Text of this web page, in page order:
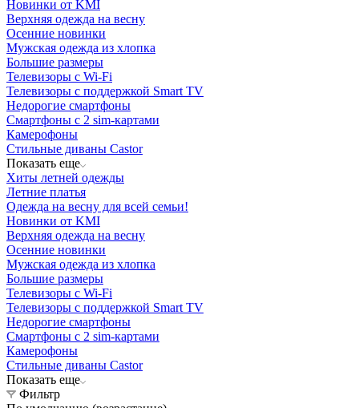
Новинки от KMI
Верхняя одежда на весну
Осенние новинки
Мужская одежда из хлопка
Большие размеры
Телевизоры с Wi-Fi
Телевизоры с поддержкой Smart TV
Недорогие смартфоны
Смартфоны с 2 sim-картами
Камерофоны
Стильные диваны Castor
Показать еще
Хиты летней одежды
Летние платья
Одежда на весну для всей семьи!
Новинки от KMI
Верхняя одежда на весну
Осенние новинки
Мужская одежда из хлопка
Большие размеры
Телевизоры с Wi-Fi
Телевизоры с поддержкой Smart TV
Недорогие смартфоны
Смартфоны с 2 sim-картами
Камерофоны
Стильные диваны Castor
Показать еще
Фильтр